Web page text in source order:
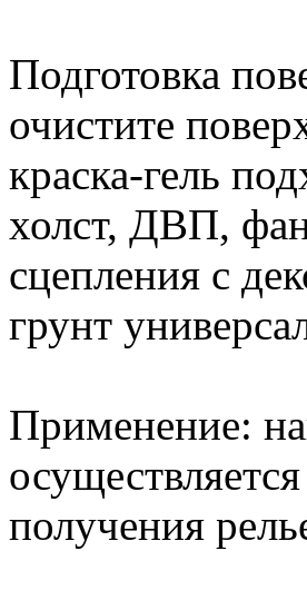
Подготовка
очистите
краска-гель
холст, ДВП,
сцепления с
грунт
Применение:
получения